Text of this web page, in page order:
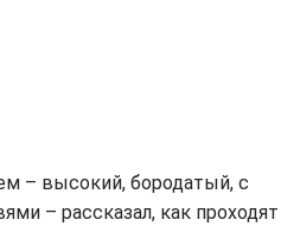
– высокий, бородатый, с
– рассказал, как проходят